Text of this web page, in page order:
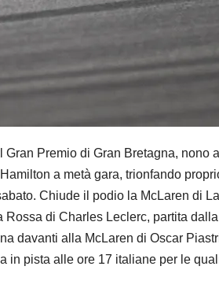
Premio di Gran Bretagna, nono
a metà gara, trionfando
Chiude il podio la McLaren di
di Charles Leclerc, partita
davanti alla McLaren di Oscar
pista alle ore 17 italiane per le